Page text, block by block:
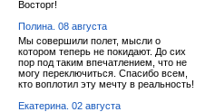
Восторг!
Полина. 08 августа
Мы совершили полет, мысли о
котором теперь не покидают. До сих
пор под таким впечатлением, что не
могу переключиться. Спасибо всем,
кто воплотил эту мечту в реальность!
Екатерина. 02 августа